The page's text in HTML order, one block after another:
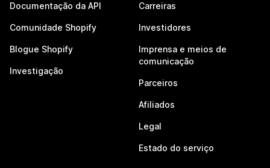
Documentação da API
Comunidade Shopify
Blogue Shopify
Investigação
Carreiras
Investidores
Imprensa e meios de
comunicação
Parceiros
Afiliados
Legal
Estado do serviço